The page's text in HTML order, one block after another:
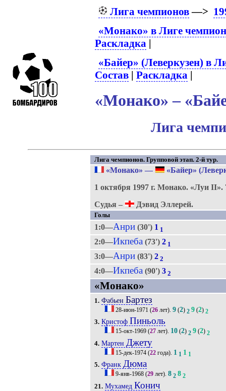
Лига чемпионов—>
«Монако» в Лиге
Раскладка |
«Байер» (Леверкузен) в
Состав |Раскладка |
«Монако» –
Лига
Лига чемпионов. Групповой этап. 2-й тур.
«Монако» —
«Байер»
1 октября 1997 г. Монако. «Луи II».
Судья –
Дэвид Эллерей.
Голы
1:0—Анри(30') 1 1
2:0—Икпеба (73') 2 1
3:0—Анри(83') 2 2
4:0—Икпеба (90') 3 2
«Монако»
1. Фабьен Бартез
28-июн-1971 (26лет). 9(2) 2 9(2) 2
3. Кристоф Пиньоль
15-окт-1969(27лет). 10(2) 2 9(2) 2
4. Мартен Джету
15-дек-1974(22года). 1 1 1 1
5. Франк Дюма
9-янв-1968(29лет). 8 2 8 2
21. Мухамед Конич